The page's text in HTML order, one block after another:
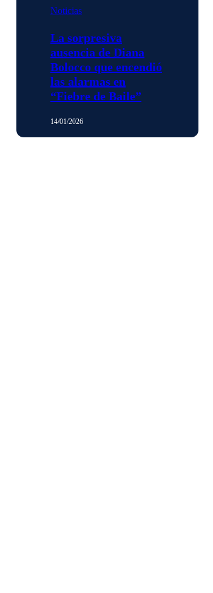
Noticias
La sorpresiva
ausencia de Diana
Bolocco que encendió
las alarmas en
“Fiebre de Baile”
14/01/2026